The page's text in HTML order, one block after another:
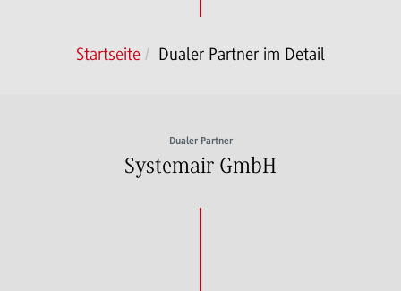
Startseite Dualer Partner im Detail
Dualer Partner
Systemair GmbH